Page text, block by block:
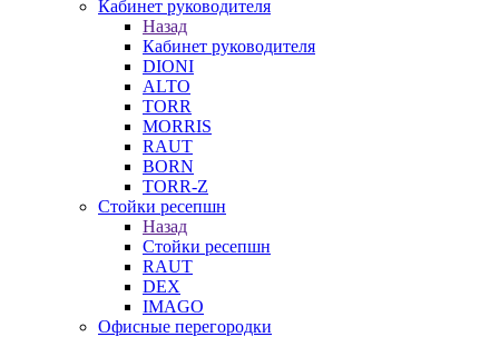
Кабинет руководителя
Назад
Кабинет руководителя
DIONI
ALTO
TORR
MORRIS
RAUT
BORN
TORR-Z
Стойки ресепшн
Назад
Стойки ресепшн
RAUT
DEX
IMAGO
Офисные перегородки